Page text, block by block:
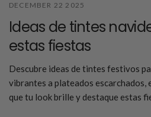
DECEMBER 22 2025
Ideas de tintes
estas fiestas
Descubre ideas de tintes festivos
vibrantes a plateados escarchados,
que tu look brille y destaque estas